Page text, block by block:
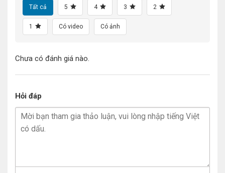
Tất cả 5 4 3 2
1 Có video Có ảnh
Chưa có đánh giá nào.
Hỏi đáp